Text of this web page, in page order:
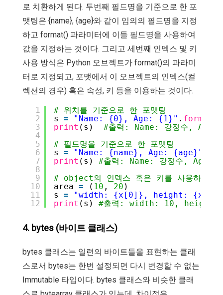
로 치환하게 된다. 두번째 필드명을 기준으로 한 포
맷팅은 {name}, {age}와 같이 임의의 필드명을 지정
하고 format() 파라미터에 이들 필드명을 사용하여
값을 지정하는 것이다. 그리고 세번째 인덱스 및 키
사용 방식은 Python 오브젝트가 format()의 파라미
터로 지정되고, 포맷에서 이 오브젝트의 인덱스(컬
렉션의 경우) 혹은 속성, 키 등을 이용하는 것이다.
1
2
3
4
5
6
7
8
9
10
11
12
# 위치를 기준으로 한 포맷팅
s = "Name: {0}, Age: {1}" . format
print (s) #출력: Name: 강정수, Age:
# 필드명을 기준으로 한 포맷팅
s = "Name: {name}, Age: {age}"
print (s) #출력: Name: 강정수, Age:
# object의 인덱스 혹은 키를 사용하여 포
area = ( 10 , 20 )
s =
"width: {x[0]}, height:
print (s) #출력: width: 10, height:
4. bytes (바이트 클래스)
bytes 클래스는 일련의 바이트들을 표현하는 클래
스로서 bytes는 한번 설정되면 다시 변경할 수 없는
Immutable 타입이다. bytes 클래스와 비슷한 클래